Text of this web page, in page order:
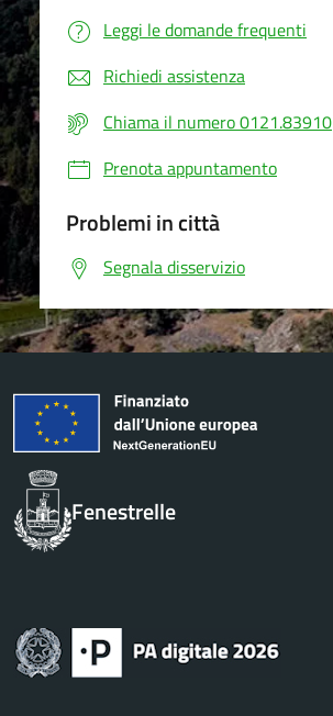
Leggi le domande frequenti
Richiedi assistenza
Chiama il numero 0121.83910
Prenota appuntamento
Problemi in città
Segnala disservizio
Fenestrelle